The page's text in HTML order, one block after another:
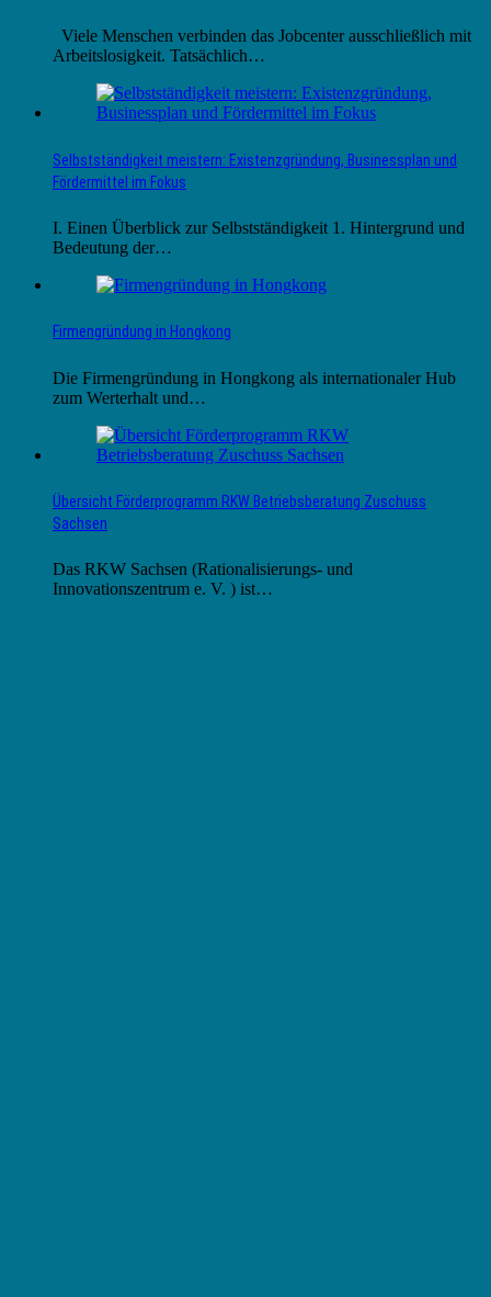
Viele Menschen verbinden das Jobcenter ausschließlich mit
Arbeitslosigkeit. Tatsächlich…
Selbstständigkeit meistern: Existenzgründung, Businessplan und
Fördermittel im Fokus
I. Einen Überblick zur Selbstständigkeit 1. Hintergrund und
Bedeutung der…
Firmengründung in Hongkong
Die Firmengründung in Hongkong als internationaler Hub
zum Werterhalt und…
Übersicht Förderprogramm RKW Betriebsberatung Zuschuss
Sachsen
Das RKW Sachsen (Rationalisierungs- und
Innovationszentrum e. V. ) ist…